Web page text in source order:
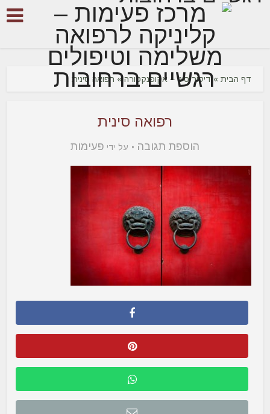
דף הבית »דיקור סיני – אקופנקטורה» רפואה סינית
רפואה סינית
הוספת תגובה על ידי פעימות